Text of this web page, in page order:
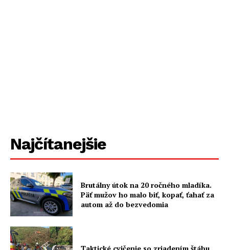
Najčítanejšie
Brutálny útok na 20 ročného mladíka.
Päť mužov ho malo biť, kopať, ťahať za
autom až do bezvedomia